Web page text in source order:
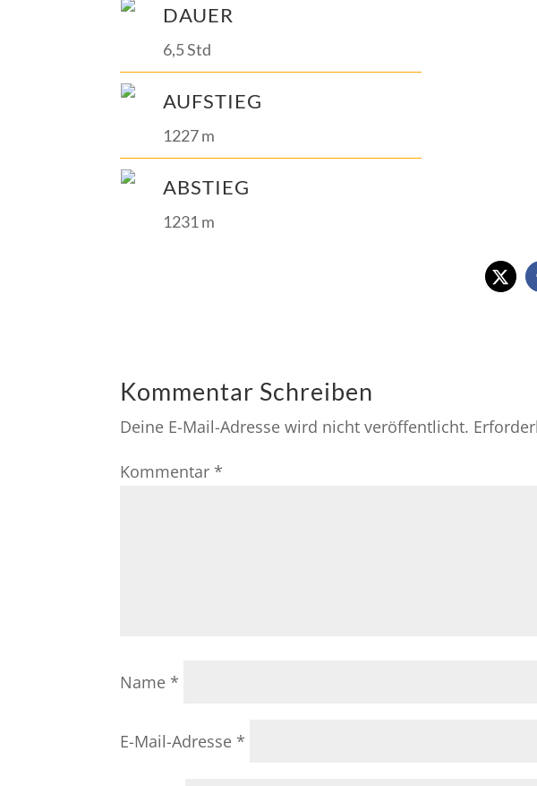
DAUER
6,5 Std
AUFSTIEG
1227 m
ABSTIEG
1231 m
Kommentar Schreiben
Deine E-Mail-Adresse wird nicht veröffentlicht.
Kommentar *
Name *
E-Mail-Adresse *